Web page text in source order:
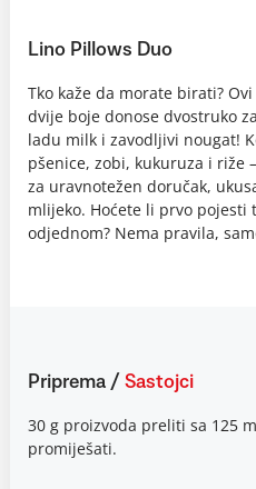
Lino Pillows Duo
Tko kaže da morate birati?
dvije boje donose dvostruko
ladu milk i zavodljivi nougat!
pšenice, zobi, kukuruza i riže
za uravnotežen doručak,
mlijeko. Hoćete li prvo pojesti
odjednom? Nema pravila,
Priprema / Sastojci
30 g proizvoda preliti sa 125
promiješati.